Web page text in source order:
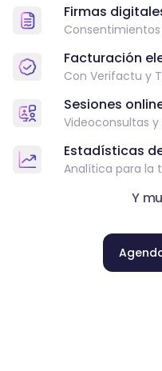
Firmas
Facturación
Con Verifactu y
Sesiones
Videoconsultas y
Estadísticas
Analítica para la
Y